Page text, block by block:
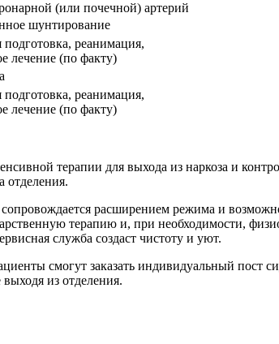
(или почечной) артерий
шунтирование
реанимация,
лечение (по факту)
реанимация,
лечение (по факту)
терапии для выхода из наркоза и
отделения.
расширением режима и
терапию и, при необходимости,
служба создаст чистоту и уют.
смогут заказать индивидуальный
из отделения.